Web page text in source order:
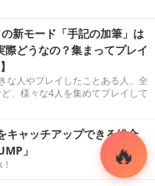
新モード「手記の加筆」は
どうなの？集まってプレイ
な人やプレイしたことある人、全
、様々な4人を集めてプレイして
キャッチアップできる総合
」